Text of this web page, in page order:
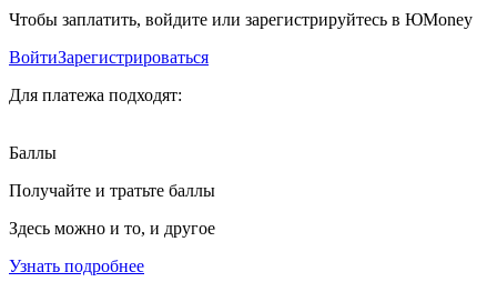
Чтобы заплатить, войдите или зарегистрируйтесь в ЮMoney
ВойтиЗарегистрироваться
Для платежа подходят:
Баллы
Получайте и тратьте баллы
Здесь можно и то, и другое
Узнать подробнее